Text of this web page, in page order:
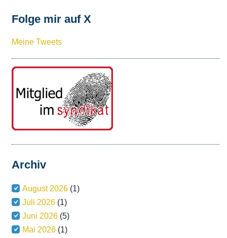
Folge mir auf X
Meine Tweets
Archiv
August 2026 (1)
Juli 2026 (1)
Juni 2026 (5)
Mai 2026 (1)